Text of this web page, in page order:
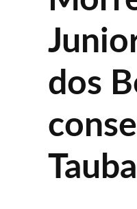
dos